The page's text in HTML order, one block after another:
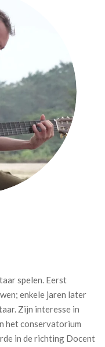
spelen. Eerst
enkele jaren later
Zijn interesse in
het conservatorium
in de richting Docent